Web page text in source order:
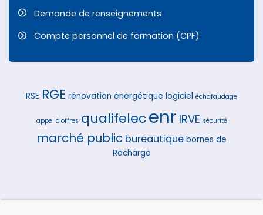
Demande de renseignements
Compte personnel de formation (CPF)
RSE RGE rénovation énergétique logiciel échafaudage
appel d'offres qualifelecenr IRVE sécurité
marché public bureautique bornes de
Recharge